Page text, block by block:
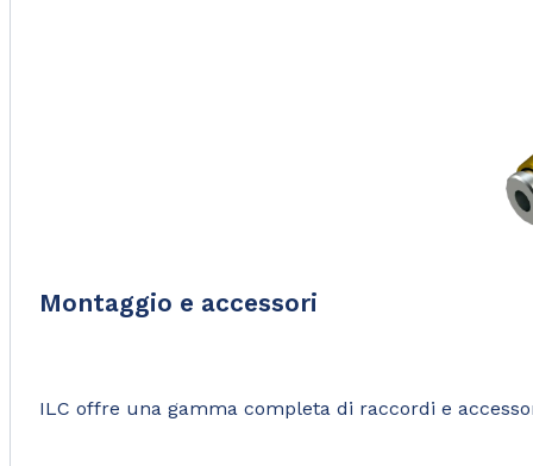
Montaggio e accessori
ILC offre una gamma completa di raccordi e